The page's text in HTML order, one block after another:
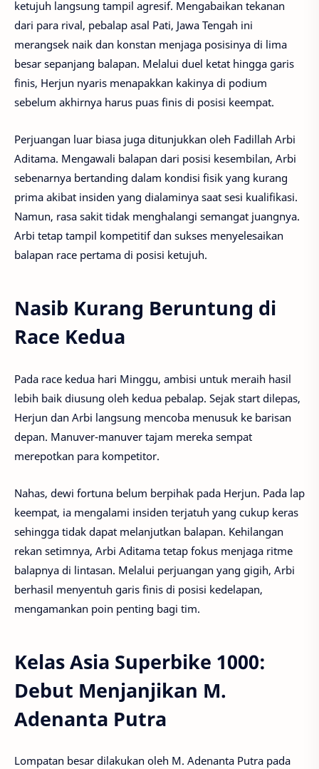
ketujuh langsung tampil agresif. Mengabaikan tekanan
dari para rival, pebalap asal Pati, Jawa Tengah ini
merangsek naik dan konstan menjaga posisinya di lima
besar sepanjang balapan. Melalui duel ketat hingga garis
finis, Herjun nyaris menapakkan kakinya di podium
sebelum akhirnya harus puas finis di posisi keempat.
Perjuangan luar biasa juga ditunjukkan oleh Fadillah Arbi
Aditama. Mengawali balapan dari posisi kesembilan, Arbi
sebenarnya bertanding dalam kondisi fisik yang kurang
prima akibat insiden yang dialaminya saat sesi kualifikasi.
Namun, rasa sakit tidak menghalangi semangat juangnya.
Arbi tetap tampil kompetitif dan sukses menyelesaikan
balapan race pertama di posisi ketujuh.
Nasib Kurang Beruntung di
Race Kedua
Pada race kedua hari Minggu, ambisi untuk meraih hasil
lebih baik diusung oleh kedua pebalap. Sejak start dilepas,
Herjun dan Arbi langsung mencoba menusuk ke barisan
depan. Manuver-manuver tajam mereka sempat
merepotkan para kompetitor.
Nahas, dewi fortuna belum berpihak pada Herjun. Pada lap
keempat, ia mengalami insiden terjatuh yang cukup keras
sehingga tidak dapat melanjutkan balapan. Kehilangan
rekan setimnya, Arbi Aditama tetap fokus menjaga ritme
balapnya di lintasan. Melalui perjuangan yang gigih, Arbi
berhasil menyentuh garis finis di posisi kedelapan,
mengamankan poin penting bagi tim.
Kelas Asia Superbike 1000:
Debut Menjanjikan M.
Adenanta Putra
Lompatan besar dilakukan oleh M. Adenanta Putra pada